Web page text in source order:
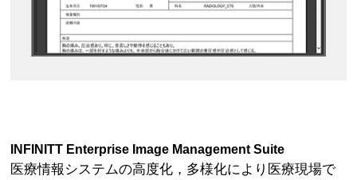
INFINITT Enterprise Image Management Suite
医療情報システムの高度化，多様化により医療現場で